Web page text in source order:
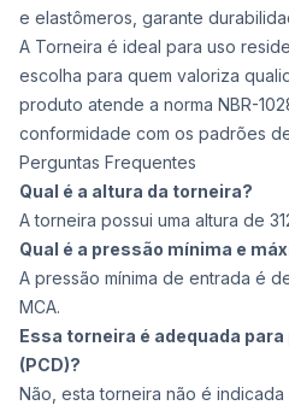
e elastômeros, garante
A Torneira é ideal para uso
escolha para quem valoriza
produto atende a norma NBR-
conformidade com os padrões
Perguntas Frequentes
Qual é a altura da torneira?
A torneira possui uma altura de
Qual é a pressão mínima e
A pressão mínima de entrada é
MCA.
Essa torneira é adequada
(PCD)?
Não, esta torneira não é indicada